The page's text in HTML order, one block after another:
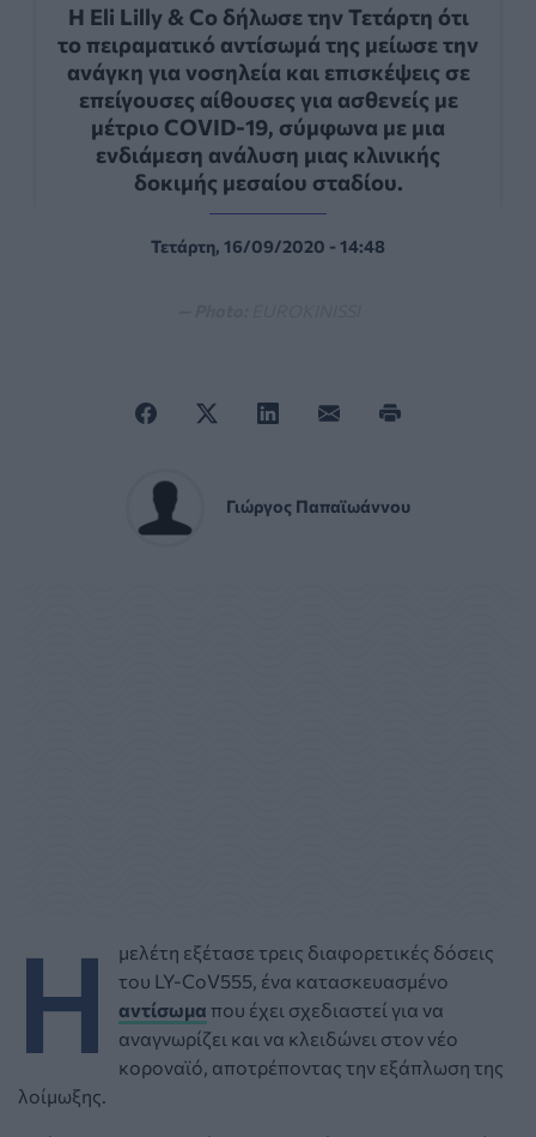
Η Eli Lilly & Co δήλωσε την Τετάρτη ότι
το πειραματικό αντίσωμά της μείωσε την
ανάγκη για νοσηλεία και επισκέψεις σε
επείγουσες αίθουσες για ασθενείς με
μέτριο COVID-19, σύμφωνα με μια
ενδιάμεση ανάλυση μιας κλινικής
δοκιμής μεσαίου σταδίου.
Τετάρτη, 16/09/2020 - 14:48
Γιώργος Παπαϊωάννου
Η
μελέτη εξέτασε τρεις διαφορετικές δόσεις
του LY-CoV555, ένα κατασκευασμένο
αντίσωμα που έχει σχεδιαστεί για να
αναγνωρίζει και να κλειδώνει στον νέο
κοροναϊό, αποτρέποντας την εξάπλωση της
λοίμωξης.